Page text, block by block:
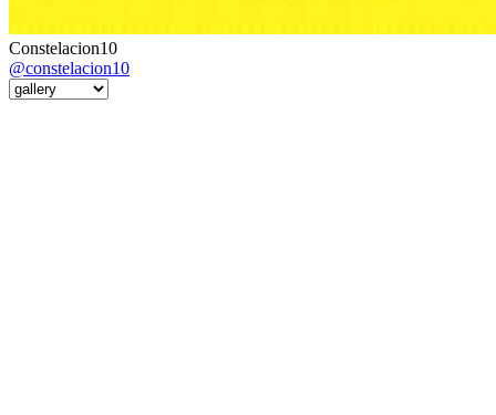
Constelacion10
@constelacion10